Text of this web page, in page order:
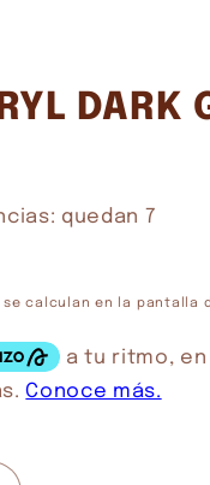
DARK
quedan 7
se calculan en la pantalla